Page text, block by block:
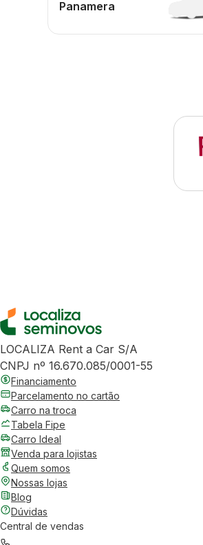
Panamera
LOCALIZA Rent a Car S/A
CNPJ nº 16.670.085/0001-55
Financiamento
Parcelamento no cartão
Carro na troca
Tabela Fipe
Carro Ideal
Venda para lojistas
Quem somos
Nossas lojas
Blog
Dúvidas
Central de vendas